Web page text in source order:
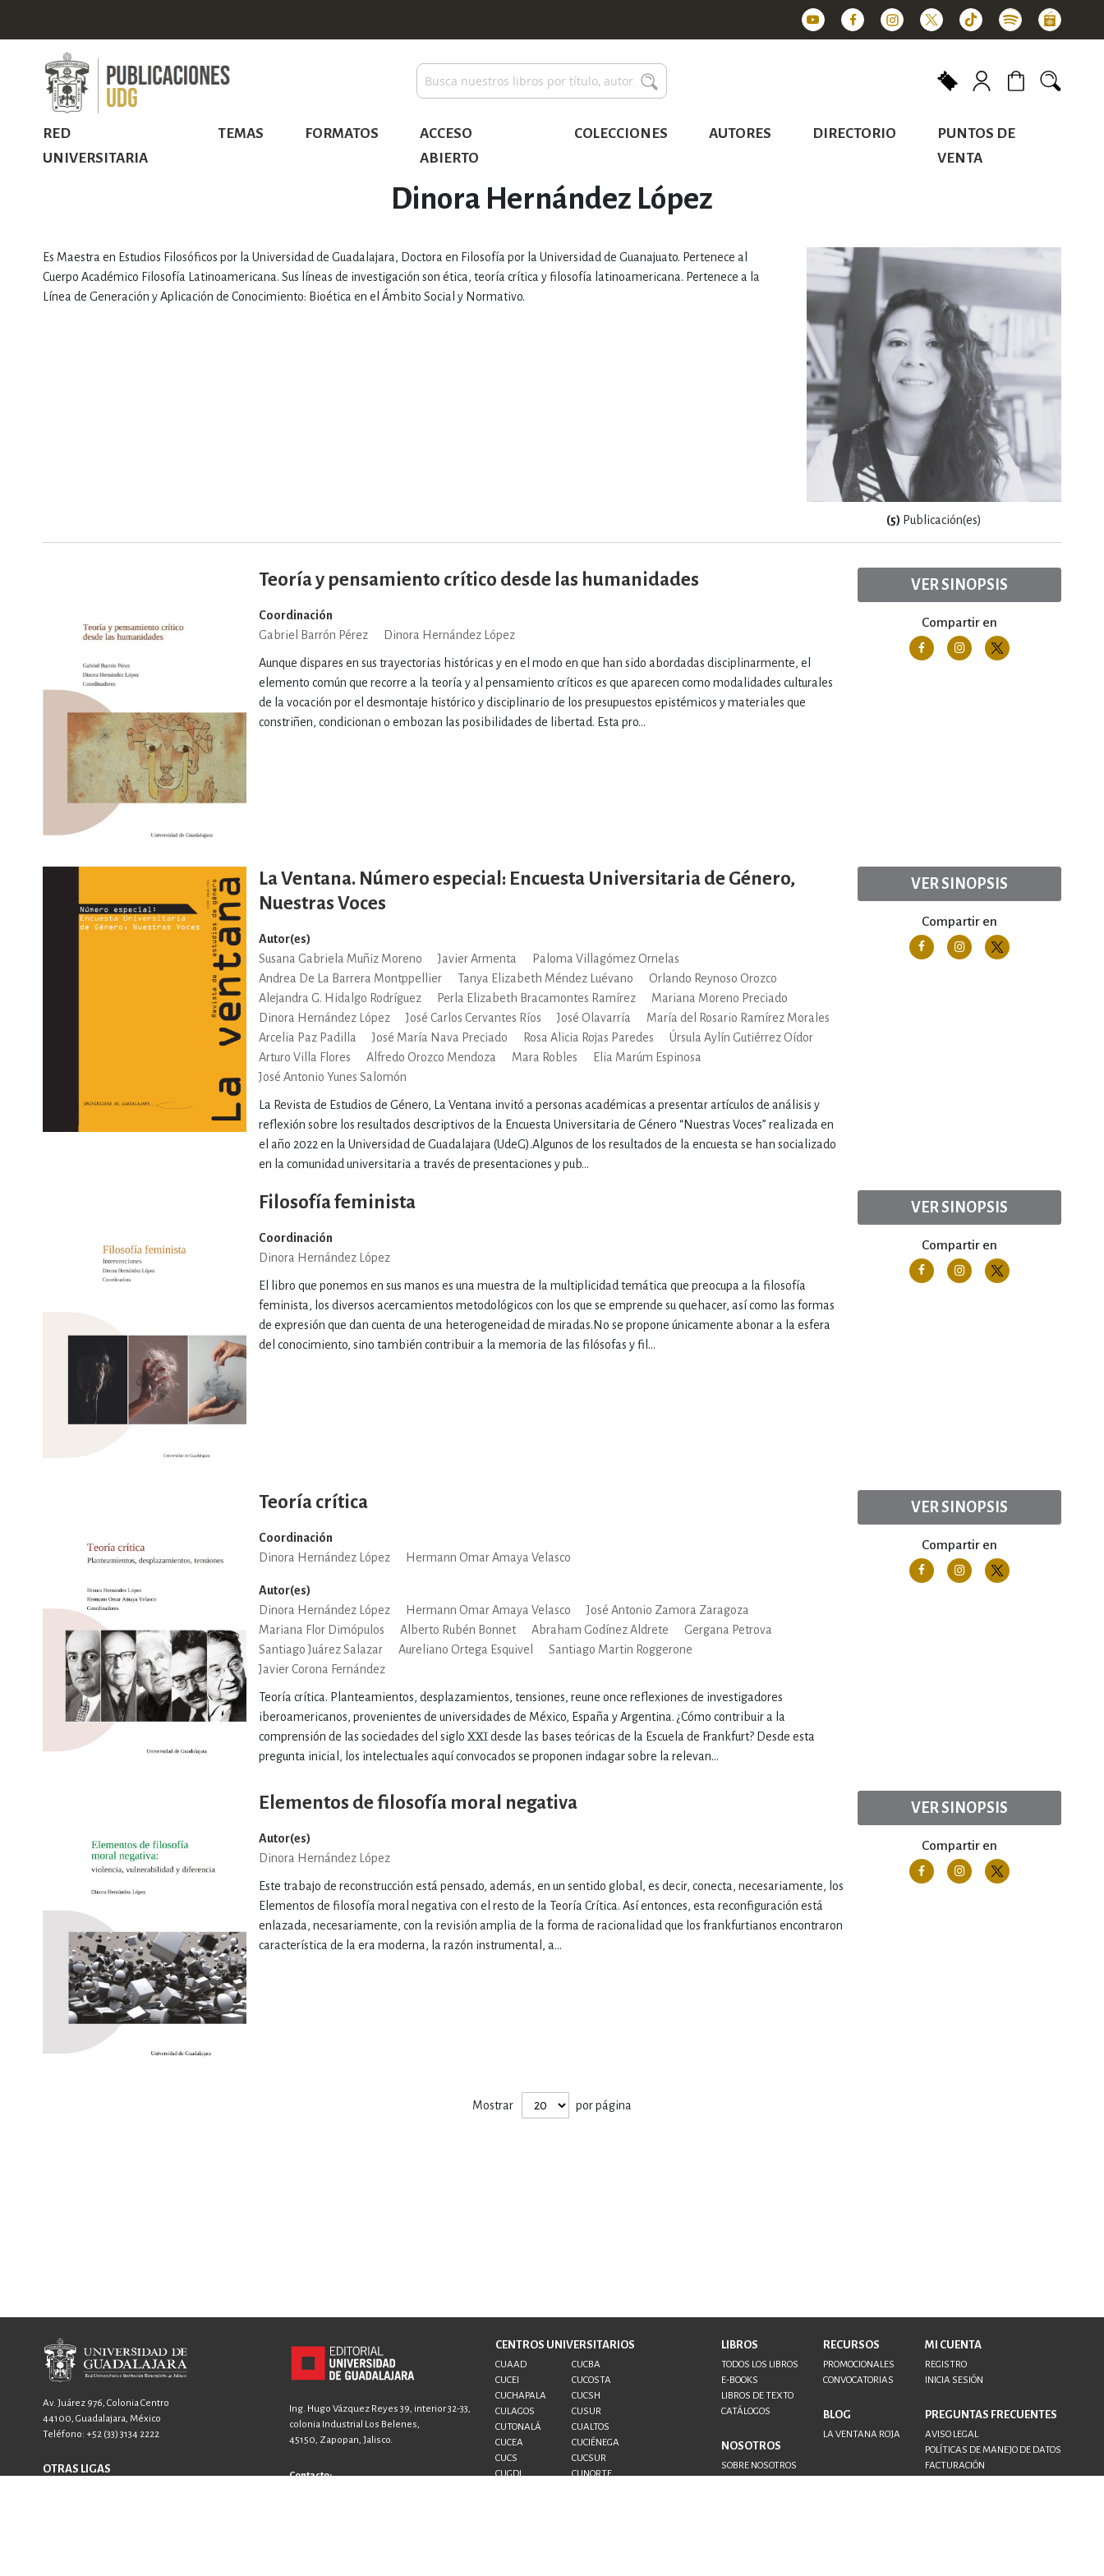
Buscar
RED
UNIVERSITARIA
TEMAS FORMATOS
ACCESO
ABIERTO
COLECCIONES AUTORES DIRECTORIO
PUNTOS DE
VENTA
Dinora Hernández López
Es Maestra en Estudios Filosóficos por la Universidad de Guadalajara, Doctora en Filosofía por la Universidad de Guanajuato. Pertenece al
Cuerpo Académico Filosofía Latinoamericana. Sus líneas de investigación son ética, teoría crítica y filosofía latinoamericana. Pertenece a la
Línea de Generación y Aplicación de Conocimiento: Bioética en el Ámbito Social y Normativo.
(5) Publicación(es)
Teoría y pensamiento crítico desde las humanidades
Coordinación
Gabriel Barrón Pérez
Dinora Hernández López
Aunque dispares en sus trayectorias históricas y en el modo en que han sido abordadas disciplinarmente, el
elemento común que recorre a la teoría y al pensamiento críticos es que aparecen como modalidades culturales
de la vocación por el desmontaje histórico y disciplinario de los presupuestos epistémicos y materiales que
constriñen, condicionan o embozan las posibilidades de libertad. Esta pro...
VER SINOPSIS
Compartir en
La Ventana. Número especial: Encuesta Universitaria de Género,
Nuestras Voces
Autor(es)
Susana Gabriela Muñiz Moreno
Javier Armenta
Paloma Villagómez Ornelas
Andrea De La Barrera Montppellier
Tanya Elizabeth Méndez Luévano
Orlando Reynoso Orozco
Alejandra G. Hidalgo Rodríguez
Perla Elizabeth Bracamontes Ramírez
Mariana Moreno Preciado
Dinora Hernández López
José Carlos Cervantes Ríos José Olavarría
María del Rosario Ramírez Morales
Arcelia Paz Padilla
José María Nava Preciado Rosa Alicia Rojas Paredes
Úrsula Aylín Gutiérrez Oídor
Arturo Villa Flores
Alfredo Orozco Mendoza Mara Robles
Elia Marúm Espinosa
José Antonio Yunes Salomón
La Revista de Estudios de Género, La Ventana invitó a personas académicas a presentar artículos de análisis y
reflexión sobre los resultados descriptivos de la Encuesta Universitaria de Género “Nuestras Voces” realizada en
el año 2022 en la Universidad de Guadalajara (UdeG).Algunos de los resultados de la encuesta se han socializado
en la comunidad universitaria a través de presentaciones y pub...
VER SINOPSIS
Compartir en
Filosofía feminista
Coordinación
Dinora Hernández López
El libro que ponemos en sus manos es una muestra de la multiplicidad temática que preocupa a la filosofía
feminista, los diversos acercamientos metodológicos con los que se emprende su quehacer, así como las formas
de expresión que dan cuenta de una heterogeneidad de miradas.No se propone únicamente abonar a la esfera
del conocimiento, sino también contribuir a la memoria de las filósofas y fil...
VER SINOPSIS
Compartir en
Teoría crítica
Coordinación
Dinora Hernández López
Hermann Omar Amaya Velasco
Autor(es)
Dinora Hernández López
Hermann Omar Amaya Velasco
José Antonio Zamora Zaragoza
Mariana Flor Dimópulos
Alberto Rubén Bonnet Abraham Godínez Aldrete
Gergana Petrova
Santiago Juárez Salazar
Aureliano Ortega Esquivel
Santiago Martin Roggerone
Javier Corona Fernández
Teoría crítica. Planteamientos, desplazamientos, tensiones, reune once reflexiones de investigadores
iberoamericanos, provenientes de universidades de México, España y Argentina. ¿Cómo contribuir a la
comprensión de las sociedades del siglo XXI desde las bases teóricas de la Escuela de Frankfurt? Desde esta
pregunta inicial, los intelectuales aquí convocados se proponen indagar sobre la relevan...
VER SINOPSIS
Compartir en
Elementos de filosofía moral negativa
Autor(es)
Dinora Hernández López
Este trabajo de reconstrucción está pensado, además, en un sentido global, es decir, conecta, necesariamente, los
Elementos de filosofía moral negativa con el resto de la Teoría Crítica. Así entonces, esta reconfiguración está
enlazada, necesariamente, con la revisión amplia de la forma de racionalidad que los frankfurtianos encontraron
característica de la era moderna, la razón instrumental, a...
VER SINOPSIS
Compartir en
Mostrar por página
Av. Juárez 976, Colonia Centro
44100, Guadalajara, México
Teléfono: +52 (33) 3134 2222
OTRAS LIGAS
Ing. Hugo Vázquez Reyes 39, interior 32-33,
colonia Industrial Los Belenes,
45150, Zapopan, Jalisco.
Contacto:
CENTROS UNIVERSITARIOS
CUAAD
CUCBA
CUCEI
CUCOSTA
CUCHAPALA
CUCSH
CULAGOS
CUSUR
CUTONALÁ
CUALTOS
CUCEA
CUCIÉNEGA
CUCS
CUCSUR
CUGDL
CUNORTE
LIBROS
TODOS LOS LIBROS
E-BOOKS
LIBROS DE TEXTO
CATÁLOGOS
NOSOTROS
SOBRE NOSOTROS
RECURSOS
PROMOCIONALES
CONVOCATORIAS
BLOG
LA VENTANA ROJA
MI CUENTA
REGISTRO
INICIA SESIÓN
PREGUNTAS FRECUENTES
AVISO LEGAL
POLÍTICAS DE MANEJO DE DATOS
FACTURACIÓN